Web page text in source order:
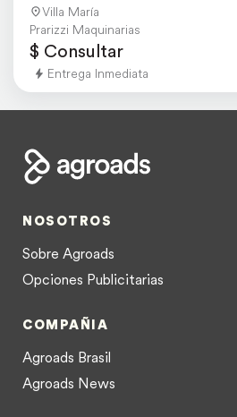
Villa María
Prarizzi Maquinarias
$ Consultar
Entrega Inmediata
NOSOTROS
Sobre Agroads
Opciones Publicitarias
COMPAÑIA
Agroads Brasil
Agroads News